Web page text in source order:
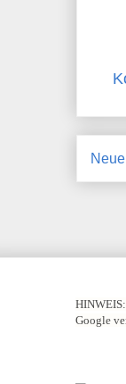
HINWEIS:
Google